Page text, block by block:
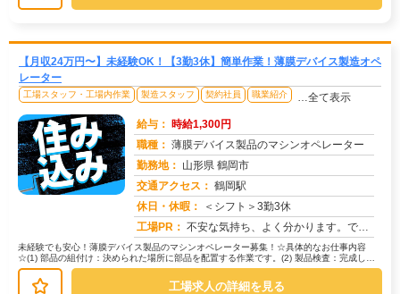
【月収24万円〜】未経験OK！【3勤3休】簡単作業！薄膜デバイス製造オペ
レーター
工場スタッフ・工場内作業 製造スタッフ 契約社員 職業紹介 …全て表示
給与： 時給1,300円
職種： 薄膜デバイス製品のマシンオペレーター
勤務地： 山形県 鶴岡市
交通アクセス： 鶴岡駅
休日・休暇：
＜シフト＞3勤3休
工場PR： 不安な気持ち、よく分かります。でも大丈夫！京栄センターでは、未経験から安心してスタートできます。☆充実の個室寮完備...
未経験でも安心！薄膜デバイス製品のマシンオペレーター募集！☆具体的なお仕事内容
☆(1) 部品の組付け：決められた場所に部品を配置する作業です。(2) 製品検査：完成した
製品に傷がないかチェックし...
工場求人の詳細を見る